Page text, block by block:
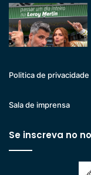
Politica de privacidade
Sala de imprensa
Se inscreva no